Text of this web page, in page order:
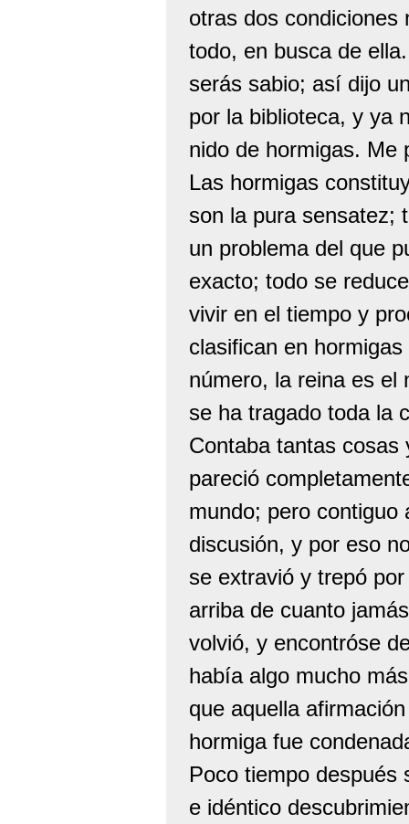
otras dos condiciones
todo, en busca de
serás sabio; así dijo
por la biblioteca, y ya
nido de hormigas. Me
Las hormigas
son la pura sensatez;
un problema del que
exacto; todo se
vivir en el tiempo y
clasifican en
número, la reina es el
se ha tragado toda la
Contaba tantas
pareció
mundo; pero
discusión, y por eso
se extravió y trepó
arriba de cuanto
volvió, y encontróse
había algo mucho
que aquella
hormiga fue
Poco tiempo después
e idéntico